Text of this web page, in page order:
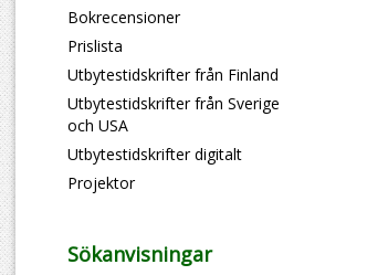
Bokrecensioner
Prislista
Utbytestidskrifter från Finland
Utbytestidskrifter från Sverige
och USA
Utbytestidskrifter digitalt
Projektor
Sökanvisningar